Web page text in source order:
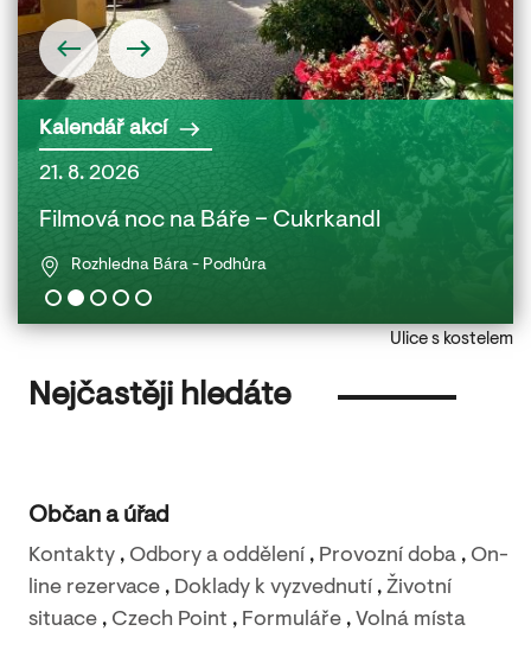
Kalendář akcí
21. 8. 2026
Filmová noc na Báře – Cukrkandl
Rozhledna Bára - Podhůra
22.
Ulice s kostelem
Nejčastěji hledáte
Občan a úřad
Kontakty , Odbory a oddělení , Provozní doba , On-
line rezervace , Doklady k vyzvednutí , Životní
situace , Czech Point , Formuláře , Volná místa